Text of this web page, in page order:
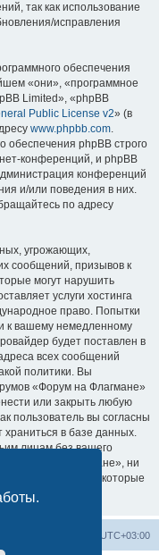
так как использование
исправления
обеспечения
«они», «программное
Limited», «phpBB
Public License v2» (в
www.phpbb.com.
обеспечения phpBB строго
конференций, и phpBB
конференций
и/или поведения в них.
по адресу
угрожающих,
сообщений, призывов к
могут нарушить
услуги хостинга
право. Попытки
к вашему немедленному
будет поставлен в
всех сообщений
политики. Вы
«Форум на Флагмане»
или закрыть любую
пользователь вы согласны
в базе данных.
лицам без вашего
«Форум на Флагмане», ни
действия хакеров, которые
к ней.
UTC+03:00